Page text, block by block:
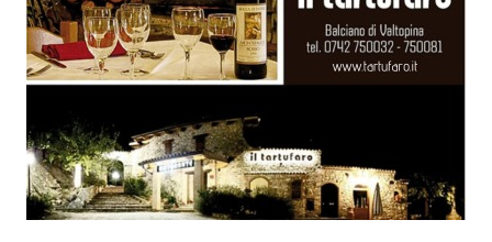
C
e
r
p
e
r
: